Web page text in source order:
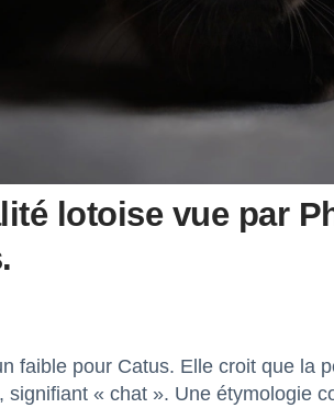
lotoise vue par
faible pour Catus. Elle croit que la
« chat ». Une étymologie